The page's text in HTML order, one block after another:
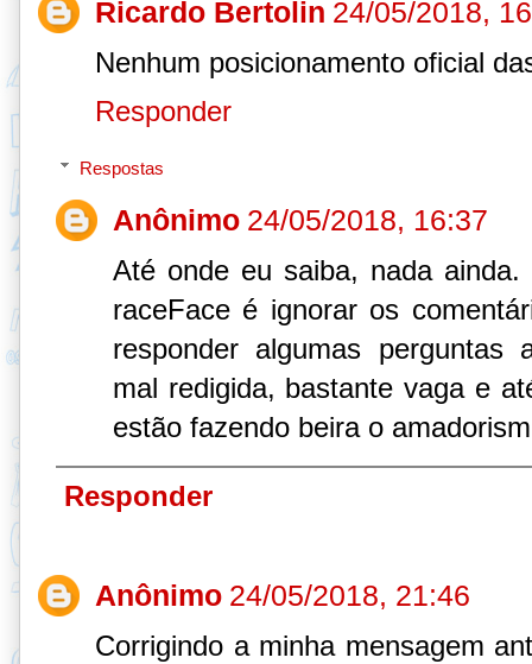
Ricardo Bertolin 24/05/2018,
Nenhum posicionamento oficial
Responder
Respostas
Anônimo 24/05/2018, 16:37
Até onde eu saiba, nada
raceFace é ignorar os
responder algumas perguntas
mal redigida, bastante vaga e
estão fazendo beira o
Responder
Anônimo 24/05/2018, 21:46
Corrigindo a minha mensagem